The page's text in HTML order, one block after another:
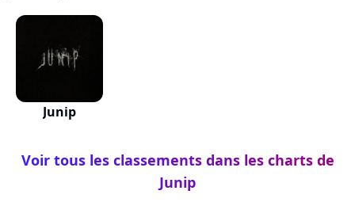
Junip
Voir tous les classements dans les charts de
Junip